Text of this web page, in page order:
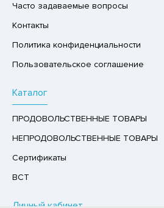
ШОКОЛАДНЫЕ БАТОНЧИКИ,
ПАСТА
Часто задаваемые вопросы
Контакты
Политика конфиденциальности
Пользовательское соглашение
Каталог
ПРОДОВОЛЬСТВЕННЫЕ ТОВАРЫ
НЕПРОДОВОЛЬСТВЕННЫЕ ТОВАРЫ
Сертификаты
ВСТ
Личный кабинет